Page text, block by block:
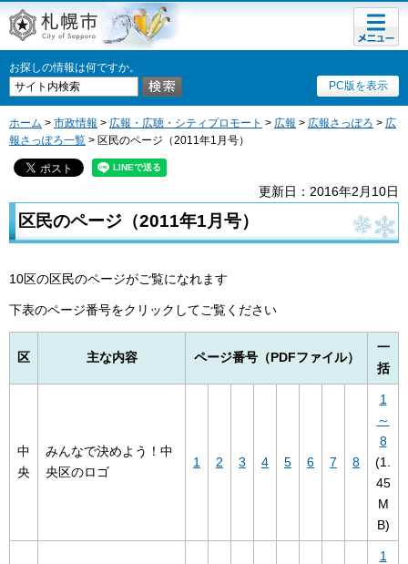
札幌市
お探しの情報は何ですか。
PC版を表示
メニュ
ー
ホーム > 市政情報 > 広報・広聴・シティプロモート > 広報 > 広報さっぽろ > 広
報さっぽろ一覧 > 区民のページ（2011年1月号）
更新日：2016年2月10日
区民のページ（2011年1月号）
10区の区民のページがご覧になれます
下表のページ番号をクリックしてご覧ください
区 主な内容 ページ番号（PDFファイル）
一
括
中
央
みんなで決めよう！中
央区のロゴ
1 2 3 4 5 6 7 8
1
～
8
(1.
45
M
B)
1